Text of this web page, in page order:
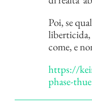
Poi, se
liberticida,
come, e
https://
phase-thue